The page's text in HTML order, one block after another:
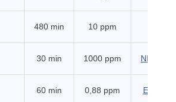
480 min 10 ppm
30 min 1000 ppm NIOSH
60 min 0,88 ppm EHSS